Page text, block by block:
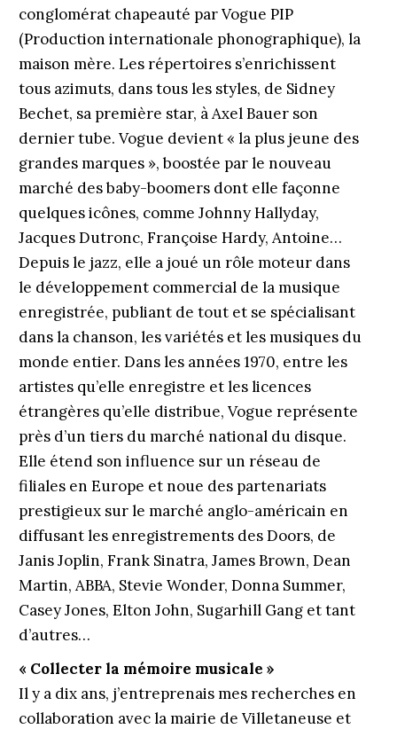
conglomérat chapeauté par Vogue PIP
(Production internationale phonographique), la
maison mère. Les répertoires s’enrichissent
tous azimuts, dans tous les styles, de Sidney
Bechet, sa première star, à Axel Bauer son
dernier tube. Vogue devient « la plus jeune des
grandes marques », boostée par le nouveau
marché des baby-boomers dont elle façonne
quelques icônes, comme Johnny Hallyday,
Jacques Dutronc, Françoise Hardy, Antoine…
Depuis le jazz, elle a joué un rôle moteur dans
le développement commercial de la musique
enregistrée, publiant de tout et se spécialisant
dans la chanson, les variétés et les musiques du
monde entier. Dans les années 1970, entre les
artistes qu’elle enregistre et les licences
étrangères qu’elle distribue, Vogue représente
près d’un tiers du marché national du disque.
Elle étend son influence sur un réseau de
filiales en Europe et noue des partenariats
prestigieux sur le marché anglo-américain en
diffusant les enregistrements des Doors, de
Janis Joplin, Frank Sinatra, James Brown, Dean
Martin, ABBA, Stevie Wonder, Donna Summer,
Casey Jones, Elton John, Sugarhill Gang et tant
d’autres…
« Collecter la mémoire musicale »
Il y a dix ans, j’entreprenais mes recherches en
collaboration avec la mairie de Villetaneuse et